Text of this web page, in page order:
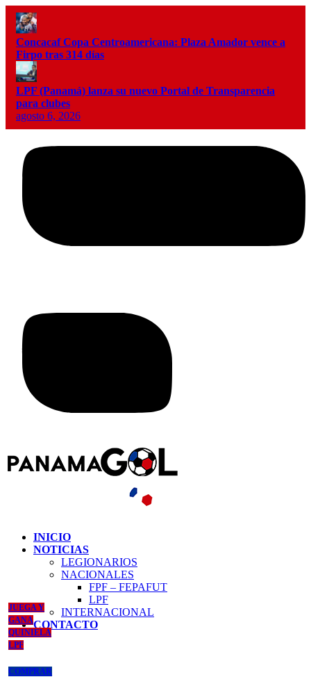
Concacaf Copa Centroamericana: Plaza Amador vence a
Firpo tras 314 días
LPF (Panamá) lanza su nuevo Portal de Transparencia
para clubes
agosto 6, 2026
INICIO
NOTICIAS
LEGIONARIOS
NACIONALES
FPF – FEPAFUT
LPF
INTERNACIONAL
CONTACTO
JUEGA Y
GANA
QUINIELA
LPF
COMPRAR